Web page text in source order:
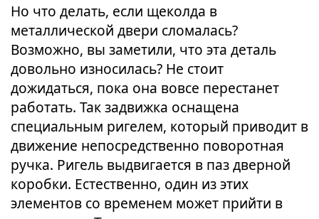
Но что делать, если щеколда в
металлической двери сломалась?
Возможно, вы заметили, что эта деталь
довольно износилась? Не стоит
дожидаться, пока она вовсе перестанет
работать. Так задвижка оснащена
специальным ригелем, который приводит в
движение непосредственно поворотная
ручка. Ригель выдвигается в паз дверной
коробки. Естественно, один из этих
элементов со временем может прийти в